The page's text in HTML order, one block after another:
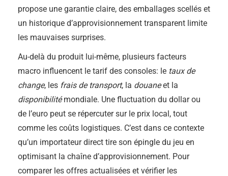
propose une garantie claire, des emballages scellés et
un historique d’approvisionnement transparent limite
les mauvaises surprises.
Au-delà du produit lui-même, plusieurs facteurs
macro influencent le tarif des consoles: le taux de
change, les frais de transport, la douaneet la
disponibilitémondiale. Une fluctuation du dollar ou
de l’euro peut se répercuter sur le prix local, tout
comme les coûts logistiques. C’est dans ce contexte
qu’un importateur direct tire son épingle du jeu en
optimisant la chaîne d’approvisionnement. Pour
comparer les offres actualisées et vérifier les